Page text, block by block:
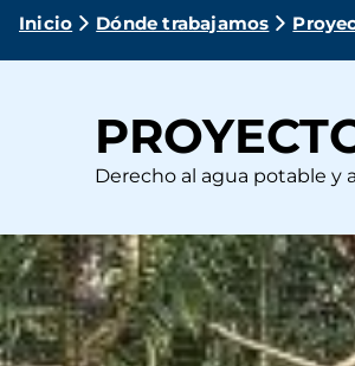
Ruta
navegación
Inicio Dónde trabajamos
Derecho al agua potable y